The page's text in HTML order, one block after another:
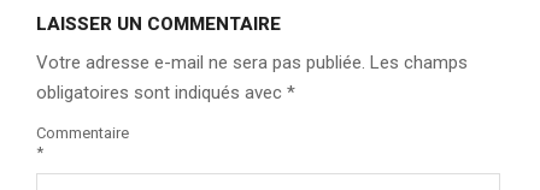
LAISSER UN COMMENTAIRE
Votre adresse e-mail ne sera pas publiée. Les champs
obligatoires sont indiqués avec *
Commentaire
*